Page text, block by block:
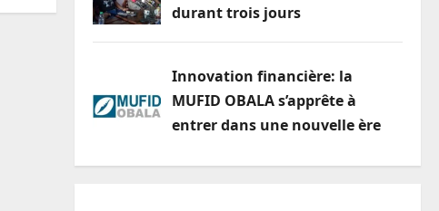
durant trois jours
Innovation financière: la
MUFID OBALA s’apprête à
entrer dans une nouvelle ère